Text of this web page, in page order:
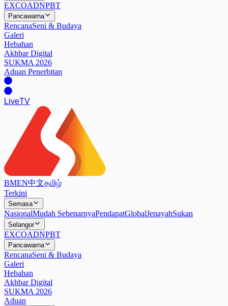
EXCOADNPBT
Pancawarna
RencanaSeni & Budaya
Galeri
Hebahan
Akhbar Digital
SUKMA 2026
Aduan Penerbitan
LiveTV
BMEN中文தமிழ்
Terkini
Semasa
NasionalMudah SebenarnyaPendapatGlobalJenayahSukan
Selangor
EXCOADNPBT
Pancawarna
RencanaSeni & Budaya
Galeri
Hebahan
Akhbar Digital
SUKMA 2026
Aduan